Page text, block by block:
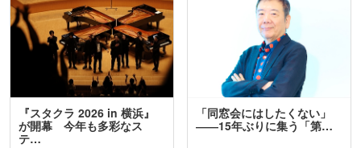
『スタクラ 2026 in 横浜』
が開幕 今年も多彩なス
テ…
「同窓会にはしたくない」
――15年ぶりに集う「第…